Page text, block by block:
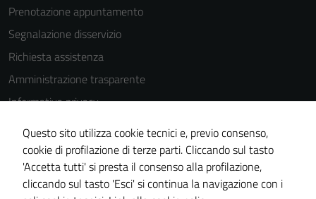
Prenotazione appuntamento
Segnalazione disservizio
Richiesta assistenza
Amministrazione trasparente
Informativa privacy
Cookie Policy
Note legali
Dichiarazione di accessibilità
Piano di miglioramento del sito
Questo sito utilizza cookie tecnici e, previo consenso,
cookie di profilazione di terze parti. Cliccando sul tasto
'Accetta tutti' si presta il consenso alla profilazione,
cliccando sul tasto 'Esci' si continua la navigazione con i
as well as
possible
during your
visit. If you
refuse